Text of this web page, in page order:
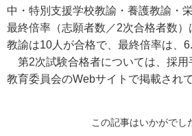
中・特別支援学校教諭・養護教諭・
最終倍率（志願者数／2次合格者数
教諭は10人が合格で、最終倍率は、
第2次試験合格者については、採用
教育委員会のWebサイトで掲載されて
この記事はいかがでし